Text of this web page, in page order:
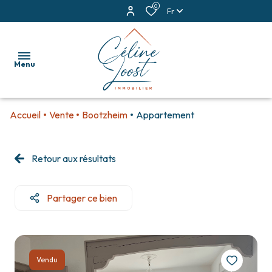
0 Fr
Menu
estimation
mail
Accueil Vente Bootzheim Appartement
Retour aux résultats
Partager ce bien
Vendu